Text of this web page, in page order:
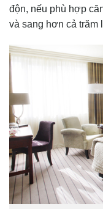
độn, nếu phù hợp
và sang hơn cả trăm